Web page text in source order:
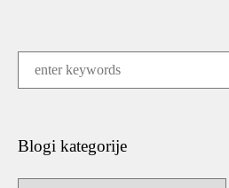
Blogi kategorije